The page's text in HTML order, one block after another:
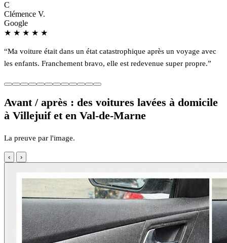
C
Clémence V.
Google
★ ★ ★ ★ ★
“Ma voiture était dans un état catastrophique après un voyage avec
les enfants. Franchement bravo, elle est redevenue super propre.”
Avant / après : des voitures lavées à domicile
à Villejuif et en Val-de-Marne
La preuve par l'image.
‹ ›